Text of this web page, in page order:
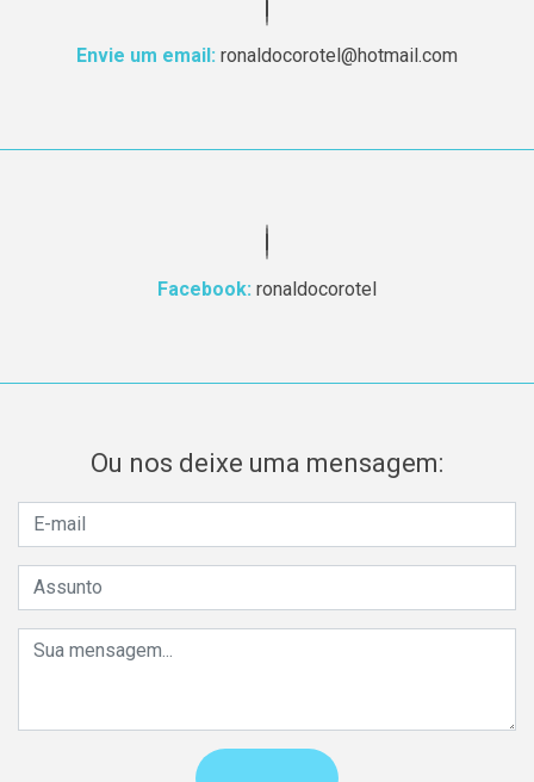
Envie um email: ronaldocorotel@hotmail.com
Facebook: ronaldocorotel
Ou nos deixe uma mensagem: